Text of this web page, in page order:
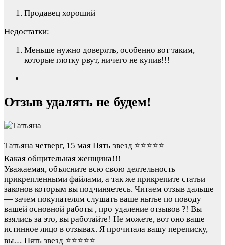
Продавец хороший
Недостатки:
Меньше нужно доверять, особенно вот таким,
которые глотку рвут, ничего не купив!!!
Отзыв удалять не будем!
Татьяна четверг, 15 мая Пять звезд ⭐️⭐️⭐️⭐️⭐️
Какая общительная женщина!!!
Уважаемая, объясните всю свою деятельность
прикрепленными файлами, а так же прикрепите статьи
законов которым вы подчиняетесь. Читаем отзыв дальше
— зачем покупателям слушать ваше нытье по поводу
вашей основной работы , про удаление отзывов ?! Вы
взялись за это, вы работайте! Не можете, вот оно ваше
истинное лицо в отзывах. Я прочитала вашу переписку,
вы… Пять звезд ⭐️⭐️⭐️⭐️⭐️